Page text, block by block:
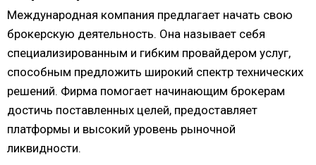
Международная компания предлагает начать свою
брокерскую деятельность. Она называет себя
специализированным и гибким провайдером услуг,
способным предложить широкий спектр технических
решений. Фирма помогает начинающим брокерам
достичь поставленных целей, предоставляет
платформы и высокий уровень рыночной
ликвидности.